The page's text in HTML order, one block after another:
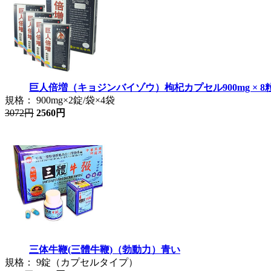
巨人倍増（キョジンバイゾウ）枸杞カプセル900mg × 8
規格： 900mg×2錠/袋×4袋
3072円 2560円
三体牛鞭(三體牛鞭)（勃動力）青い
規格： 9錠（カプセルタイプ）